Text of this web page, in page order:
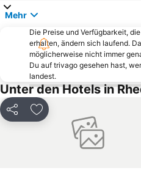
Grugahalle
Movie Park Germany
Sterkrade
Zoom Erlebniswelt
Duisburg Zoo
Cranger Kirmes
Theater am Marientor
Schloss Moyland
Mehr
Die Preise und Verfügbarkeit,
erhalten, ändern sich laufend.
möglicherweise nicht immer
Du auf trivago gesehen hast,
landest.
Unter den Hotels in
Teilen Zu Favoriten hinzufügen